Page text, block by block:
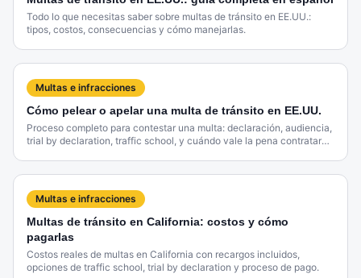
Todo lo que necesitas saber sobre multas de tránsito en EE.UU.:
tipos, costos, consecuencias y cómo manejarlas.
Multas e infracciones
Cómo pelear o apelar una multa de tránsito en EE.UU.
Proceso completo para contestar una multa: declaración, audiencia,
trial by declaration, traffic school, y cuándo vale la pena contratar
Multas e infracciones
Multas de tránsito en California: costos y cómo
pagarlas
Costos reales de multas en California con recargos incluidos,
opciones de traffic school, trial by declaration y proceso de pago.